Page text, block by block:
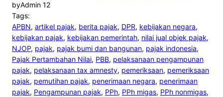
byAdmin 12
Tags:
APBN, artikel pajak, berita pajak, DPR, kebijakan negara
kebijakan pajak, kebijakan pemerintah, nilai jual objek pajak
NJOP, pajak, pajak bumi dan bangunan, pajak indonesia
Pajak Pertambahan Nilai, PBB, pelaksanaan pengampunan
pajak, pelaksanaan tax amnesty, pemeriksaan, pemeriksaan
pajak, pemutihan pajak, penerimaan negara, penerimaan
pajak, Pengampunan pajak, PPh, PPh migas, PPh nonmigas